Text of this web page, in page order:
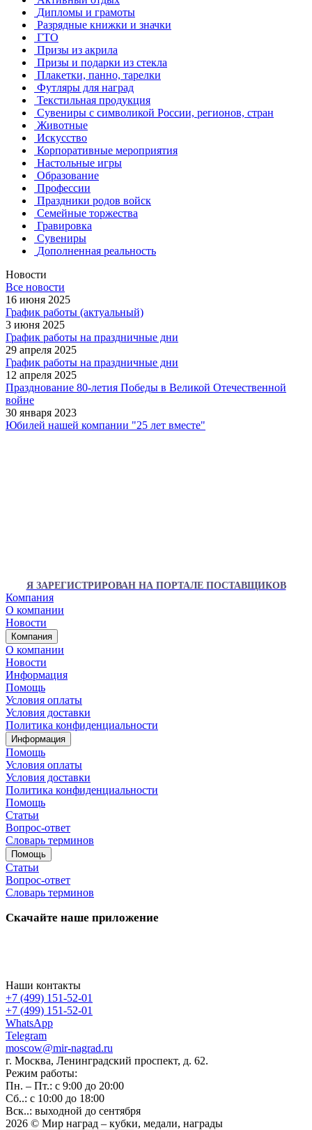
Дипломы и грамоты
Разрядные книжки и значки
ГТО
Призы из акрила
Призы и подарки из стекла
Плакетки, панно, тарелки
Футляры для наград
Текстильная продукция
Сувениры с символикой России, регионов, стран
Животные
Искусство
Корпоративные мероприятия
Настольные игры
Образование
Профессии
Праздники родов войск
Семейные торжества
Гравировка
Сувениры
Дополненная реальность
Новости
Все новости
16 июня 2025
График работы (актуальный)
3 июня 2025
График работы на праздничные дни
29 апреля 2025
График работы на праздничные дни
12 апреля 2025
Празднование 80-летия Победы в Великой Отечественной
войне
30 января 2023
Юбилей нашей компании "25 лет вместе"
Я ЗАРЕГИСТРИРОВАН НА ПОРТАЛЕ ПОСТАВЩИКОВ
Компания
О компании
Новости
Компания
О компании
Новости
Информация
Помощь
Условия оплаты
Условия доставки
Политика конфиденциальности
Информация
Помощь
Условия оплаты
Условия доставки
Политика конфиденциальности
Помощь
Статьи
Вопрос-ответ
Словарь терминов
Помощь
Статьи
Вопрос-ответ
Словарь терминов
Скачайте наше приложение
Наши контакты
+7 (499) 151-52-01
+7 (499) 151-52-01
WhatsApp
Telegram
moscow@mir-nagrad.ru
г. Москва, Ленинградский проспект, д. 62.
Режим работы:
Пн. – Пт.: с 9:00 до 20:00
Сб..: с 10:00 до 18:00
Вск..: выходной до сентября
2026 © Мир наград – кубки, медали, награды